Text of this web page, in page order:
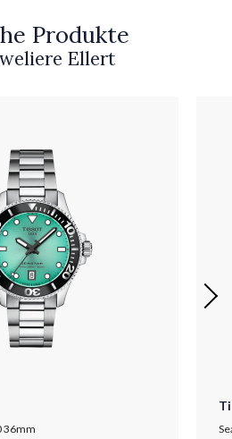
Produkte
Ellert
36mm